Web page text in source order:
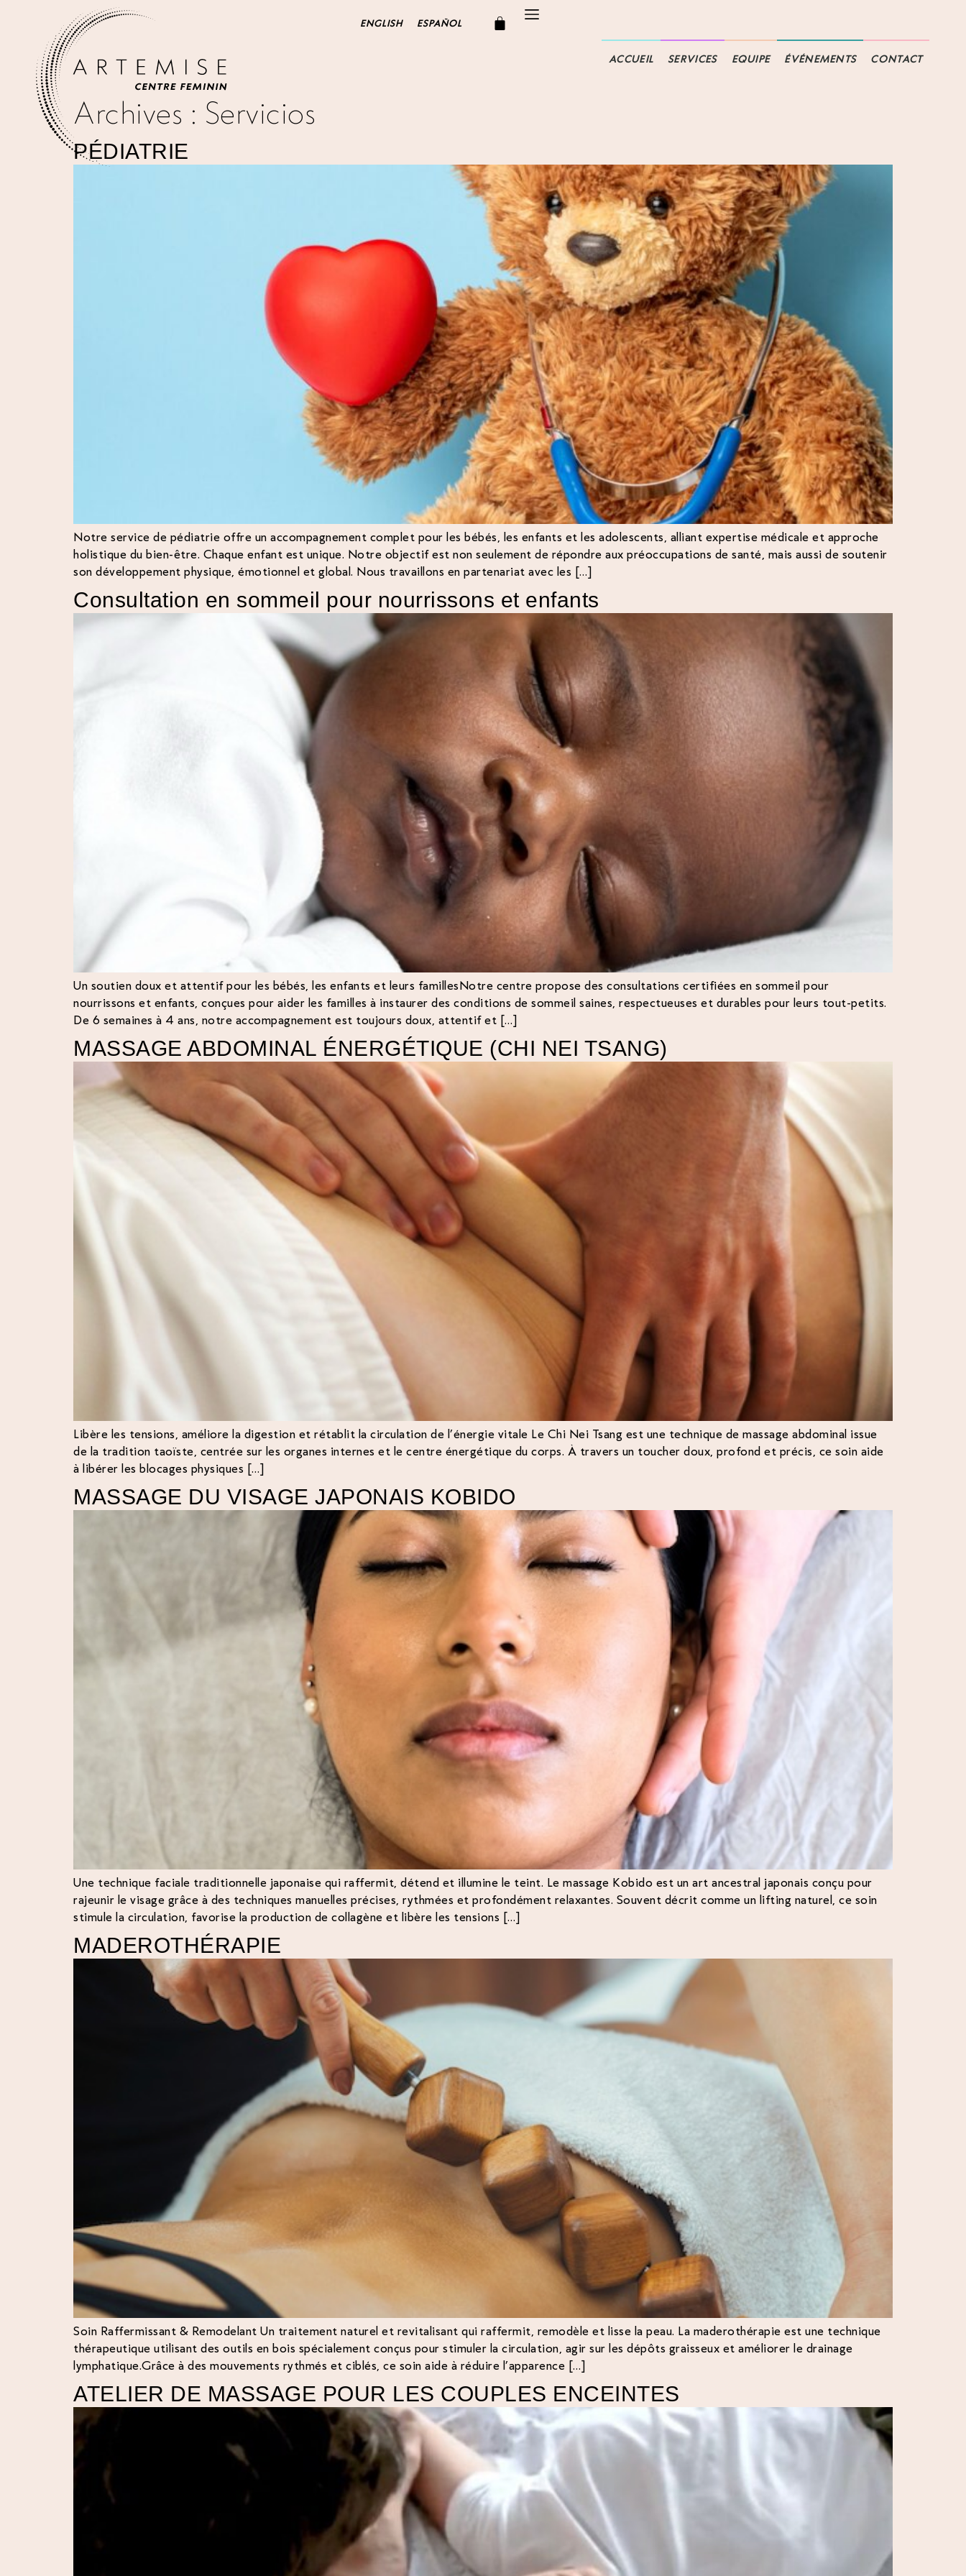
ENGLISH ESPAÑOL
ACCUEIL SERVICES EQUIPE ÉVÉNEMENTS CONTACT
Archives : Servicios
PÉDIATRIE
Notre service de pédiatrie offre un accompagnement complet pour les bébés, les enfants et les adolescents, alliant expertise médicale et approche
holistique du bien-être. Chaque enfant est unique. Notre objectif est non seulement de répondre aux préoccupations de santé, mais aussi de soutenir
son développement physique, émotionnel et global. Nous travaillons en partenariat avec les […]
Consultation en sommeil pour nourrissons et enfants
Un soutien doux et attentif pour les bébés, les enfants et leurs famillesNotre centre propose des consultations certifiées en sommeil pour
nourrissons et enfants, conçues pour aider les familles à instaurer des conditions de sommeil saines, respectueuses et durables pour leurs tout-petits.
De 6 semaines à 4 ans, notre accompagnement est toujours doux, attentif et […]
MASSAGE ABDOMINAL ÉNERGÉTIQUE (CHI NEI TSANG)
Libère les tensions, améliore la digestion et rétablit la circulation de l’énergie vitale Le Chi Nei Tsang est une technique de massage abdominal issue
de la tradition taoïste, centrée sur les organes internes et le centre énergétique du corps. À travers un toucher doux, profond et précis, ce soin aide
à libérer les blocages physiques […]
MASSAGE DU VISAGE JAPONAIS KOBIDO
Une technique faciale traditionnelle japonaise qui raffermit, détend et illumine le teint. Le massage Kobido est un art ancestral japonais conçu pour
rajeunir le visage grâce à des techniques manuelles précises, rythmées et profondément relaxantes. Souvent décrit comme un lifting naturel, ce soin
stimule la circulation, favorise la production de collagène et libère les tensions […]
MADEROTHÉRAPIE
Soin Raffermissant & Remodelant Un traitement naturel et revitalisant qui raffermit, remodèle et lisse la peau. La maderothérapie est une technique
thérapeutique utilisant des outils en bois spécialement conçus pour stimuler la circulation, agir sur les dépôts graisseux et améliorer le drainage
lymphatique.Grâce à des mouvements rythmés et ciblés, ce soin aide à réduire l’apparence […]
ATELIER DE MASSAGE POUR LES COUPLES ENCEINTES